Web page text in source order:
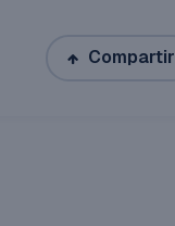
Compartir